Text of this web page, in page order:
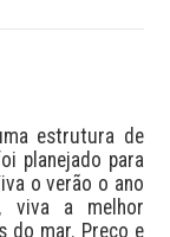
estrutura de
planejado para
o verão o ano
viva a melhor
do mar. Preço e